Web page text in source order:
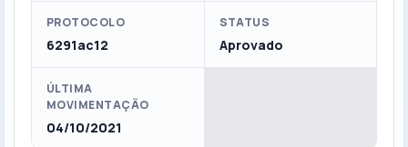
PROTOCOLO
6291ac12
STATUS
Aprovado
ÚLTIMA
MOVIMENTAÇÃO
04/10/2021